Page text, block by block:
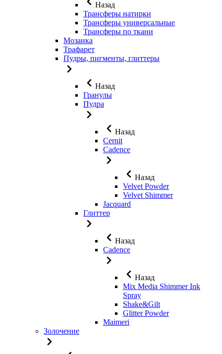
Назад
Трансферы натирки
Трансферы универсальные
Трансферы по ткани
Мозаика
Трафарет
Пудры, пигменты, глиттеры
Назад
Гранулы
Пудра
Назад
Cernit
Cadence
Назад
Velvet Powder
Velvet Shimmer
Jaсquard
Глиттер
Назад
Cadence
Назад
Mix Media Shimmer Ink
Spray
Shake&Gilt
Glitter Powder
Maimeri
Золочение